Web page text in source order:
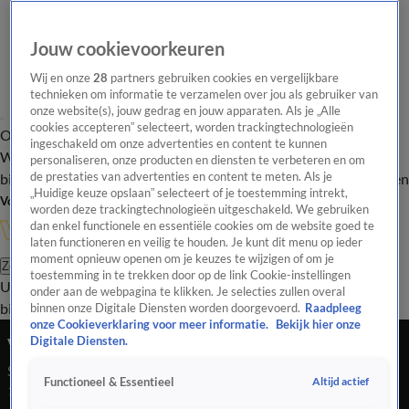
Overzicht Onze programma's Uitzendingen Onze gezichten
In de
WandelgangenInterviewsUitzending
bijwonenPodcastShopVeelgestelde vragenKijkersvraag insturen
Volg Vandaag Inside
Zoeken
UitzendingenVandaag InsideDe OranjezomerShopUitzending
bijwonen
Veronica Inside
Seizoen 2020, aflevering 66
14 mei 2021, 20:30
Jouw cookievoorkeuren
Wij en onze28 partners gebruiken cookies en vergelijkbare
technieken om informatie te verzamelen over jou als gebruiker van
onze website(s), jouw gedrag en jouw apparaten. Als je „Alle
cookies accepteren” selecteert, worden trackingtechnologieën
ingeschakeld om onze advertenties en content te kunnen
personaliseren, onze producten en diensten te verbeteren en om
de prestaties van advertenties en content te meten. Als je
„Huidige keuze opslaan” selecteert of je toestemming intrekt,
worden deze trackingtechnologieën uitgeschakeld. We gebruiken
dan enkel functionele en essentiële cookies om de website goed te
laten functioneren en veilig te houden. Je kunt dit menu op ieder
moment opnieuw openen om je keuzes te wijzigen of om je
toestemming in te trekken door op de link Cookie-instellingen
onder aan de webpagina te klikken. Je selecties zullen overal
binnen onze Digitale Diensten worden doorgevoerd. Raadpleeg
onze Cookieverklaring voor meer informatie.
Bekijk hier onze
Digitale Diensten.
Functioneel & Essentieel Altijd actief